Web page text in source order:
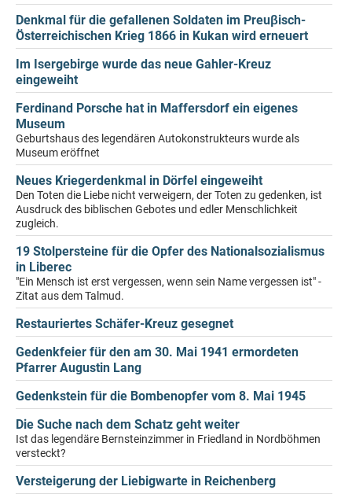
Denkmal für die gefallenen Soldaten im Preuβisch-
Österreichischen Krieg 1866 in Kukan wird erneuert
Im Isergebirge wurde das neue Gahler-Kreuz
eingeweiht
Ferdinand Porsche hat in Maffersdorf ein eigenes
Museum
Geburtshaus des legendären Autokonstrukteurs wurde als
Museum eröffnet
Neues Kriegerdenkmal in Dörfel eingeweiht
Den Toten die Liebe nicht verweigern, der Toten zu gedenken, ist
Ausdruck des biblischen Gebotes und edler Menschlichkeit
zugleich.
19 Stolpersteine für die Opfer des Nationalsozialismus
in Liberec
"Ein Mensch ist erst vergessen, wenn sein Name vergessen ist" -
Zitat aus dem Talmud.
Restauriertes Schäfer-Kreuz gesegnet
Gedenkfeier für den am 30. Mai 1941 ermordeten
Pfarrer Augustin Lang
Gedenkstein für die Bombenopfer vom 8. Mai 1945
Die Suche nach dem Schatz geht weiter
Ist das legendäre Bernsteinzimmer in Friedland in Nordböhmen
versteckt?
Versteigerung der Liebigwarte in Reichenberg